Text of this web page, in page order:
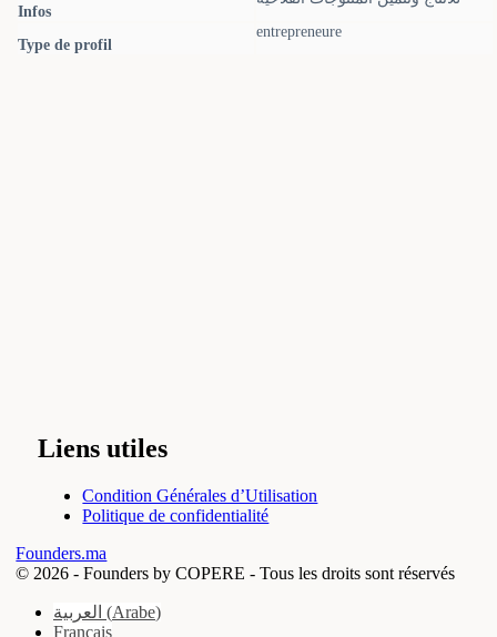
Infos
Type de profil
entrepreneure
Liens utiles
Condition Générales d’Utilisation
Politique de confidentialité
Founders.ma
© 2026 -Founders by COPERE - Tous les droits sont réservés
العربية (Arabe)
Français